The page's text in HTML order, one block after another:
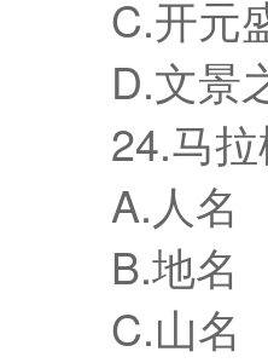
C.开元
D.文景
24.马拉
A.人名
B.地名
C.山名